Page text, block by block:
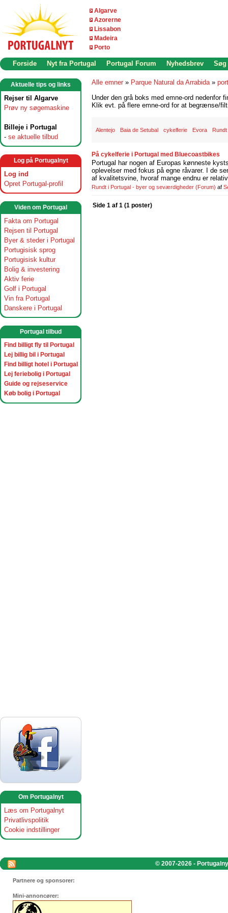
Algarve
Azorerne
Lissabon
Madeira
Porto
Forside Nyt fra Portugal Portugal Forum Nyhedsbrev Søg
Aktuelle tips og links
Rejser til Algarve
Prøv ny søgemaskine
Billeje i Portugal
- se aktuelle tilbud
Log på Portugalnyt
Log ind
Opret Portugal-profil
Viden om Portugal
Fakta om Portugal
Rejsen til Portugal
Byer & steder i Portugal
Portugisisk sprog
Portugisisk kultur
Bolig & investering
Aktiv ferie
Golf i Portugal
Vin fra Portugal
Danskere i Portugal
Portugal tilbud
Find billigt fly til Portugal
Lej billig bil i Portugal
Find billigt hotel i Portugal
Lej feriebolig i Portugal
Guide og rejseservice
Køb bolig i Portugal
Om Portugalnyt
Læs om Portugalnyt
Privatlivspolitik
Cookie indstillinger
Alle emner » Parque Natural da Arrabida»
Under den grå boks med emne-ord nedenfor
Klik evt. på flere emne-ord for at begrænse/
Alentejo Baia de Setubal cykelferie Evora
På cykelferie i Portugal med Bluecoastbikes
Portugal har nogen af Europas kønneste
oplevelser med fokus på egne råvarer. I de
af kvalitetsvine, hvoraf mange endnu er
Rundt i Portugal - byer og seværdigheder (Forum) af
Side 1 af 1 (1 poster)
© 2007-2026 -
Partnere og sponsorer:
Mini-annoncører: